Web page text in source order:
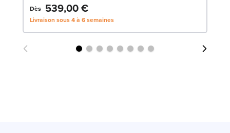
Dès 539,00 €
Livraison sous 4 à 6 semaines